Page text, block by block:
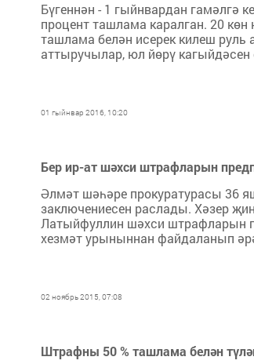
Бүгеннән - 1 гыйнвардан гамәлгә
процент ташлама каралган. 20
ташлама белән исерек килеш
аттыручылар, юл йөрү кагыйдәсен
01 гыйнвар 2016, 10:20
Бер ир-ат шәхси штрафларын
Әлмәт шәһәре прокуратурасы 36
заключениесен раслады. Хәзер
Латыйфуллин шәхси штрафларын
хезмәт урыныннан файдаланып
02 ноябрь 2015, 07:08
Штрафны 50 % ташлама белән